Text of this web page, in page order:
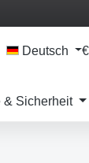
Deutsch €
& Sicherheit